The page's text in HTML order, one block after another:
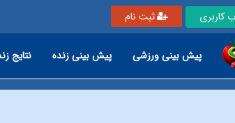
کاربری ثبت نام
پیش بینی ورزشی پیش بینی زنده نتایج